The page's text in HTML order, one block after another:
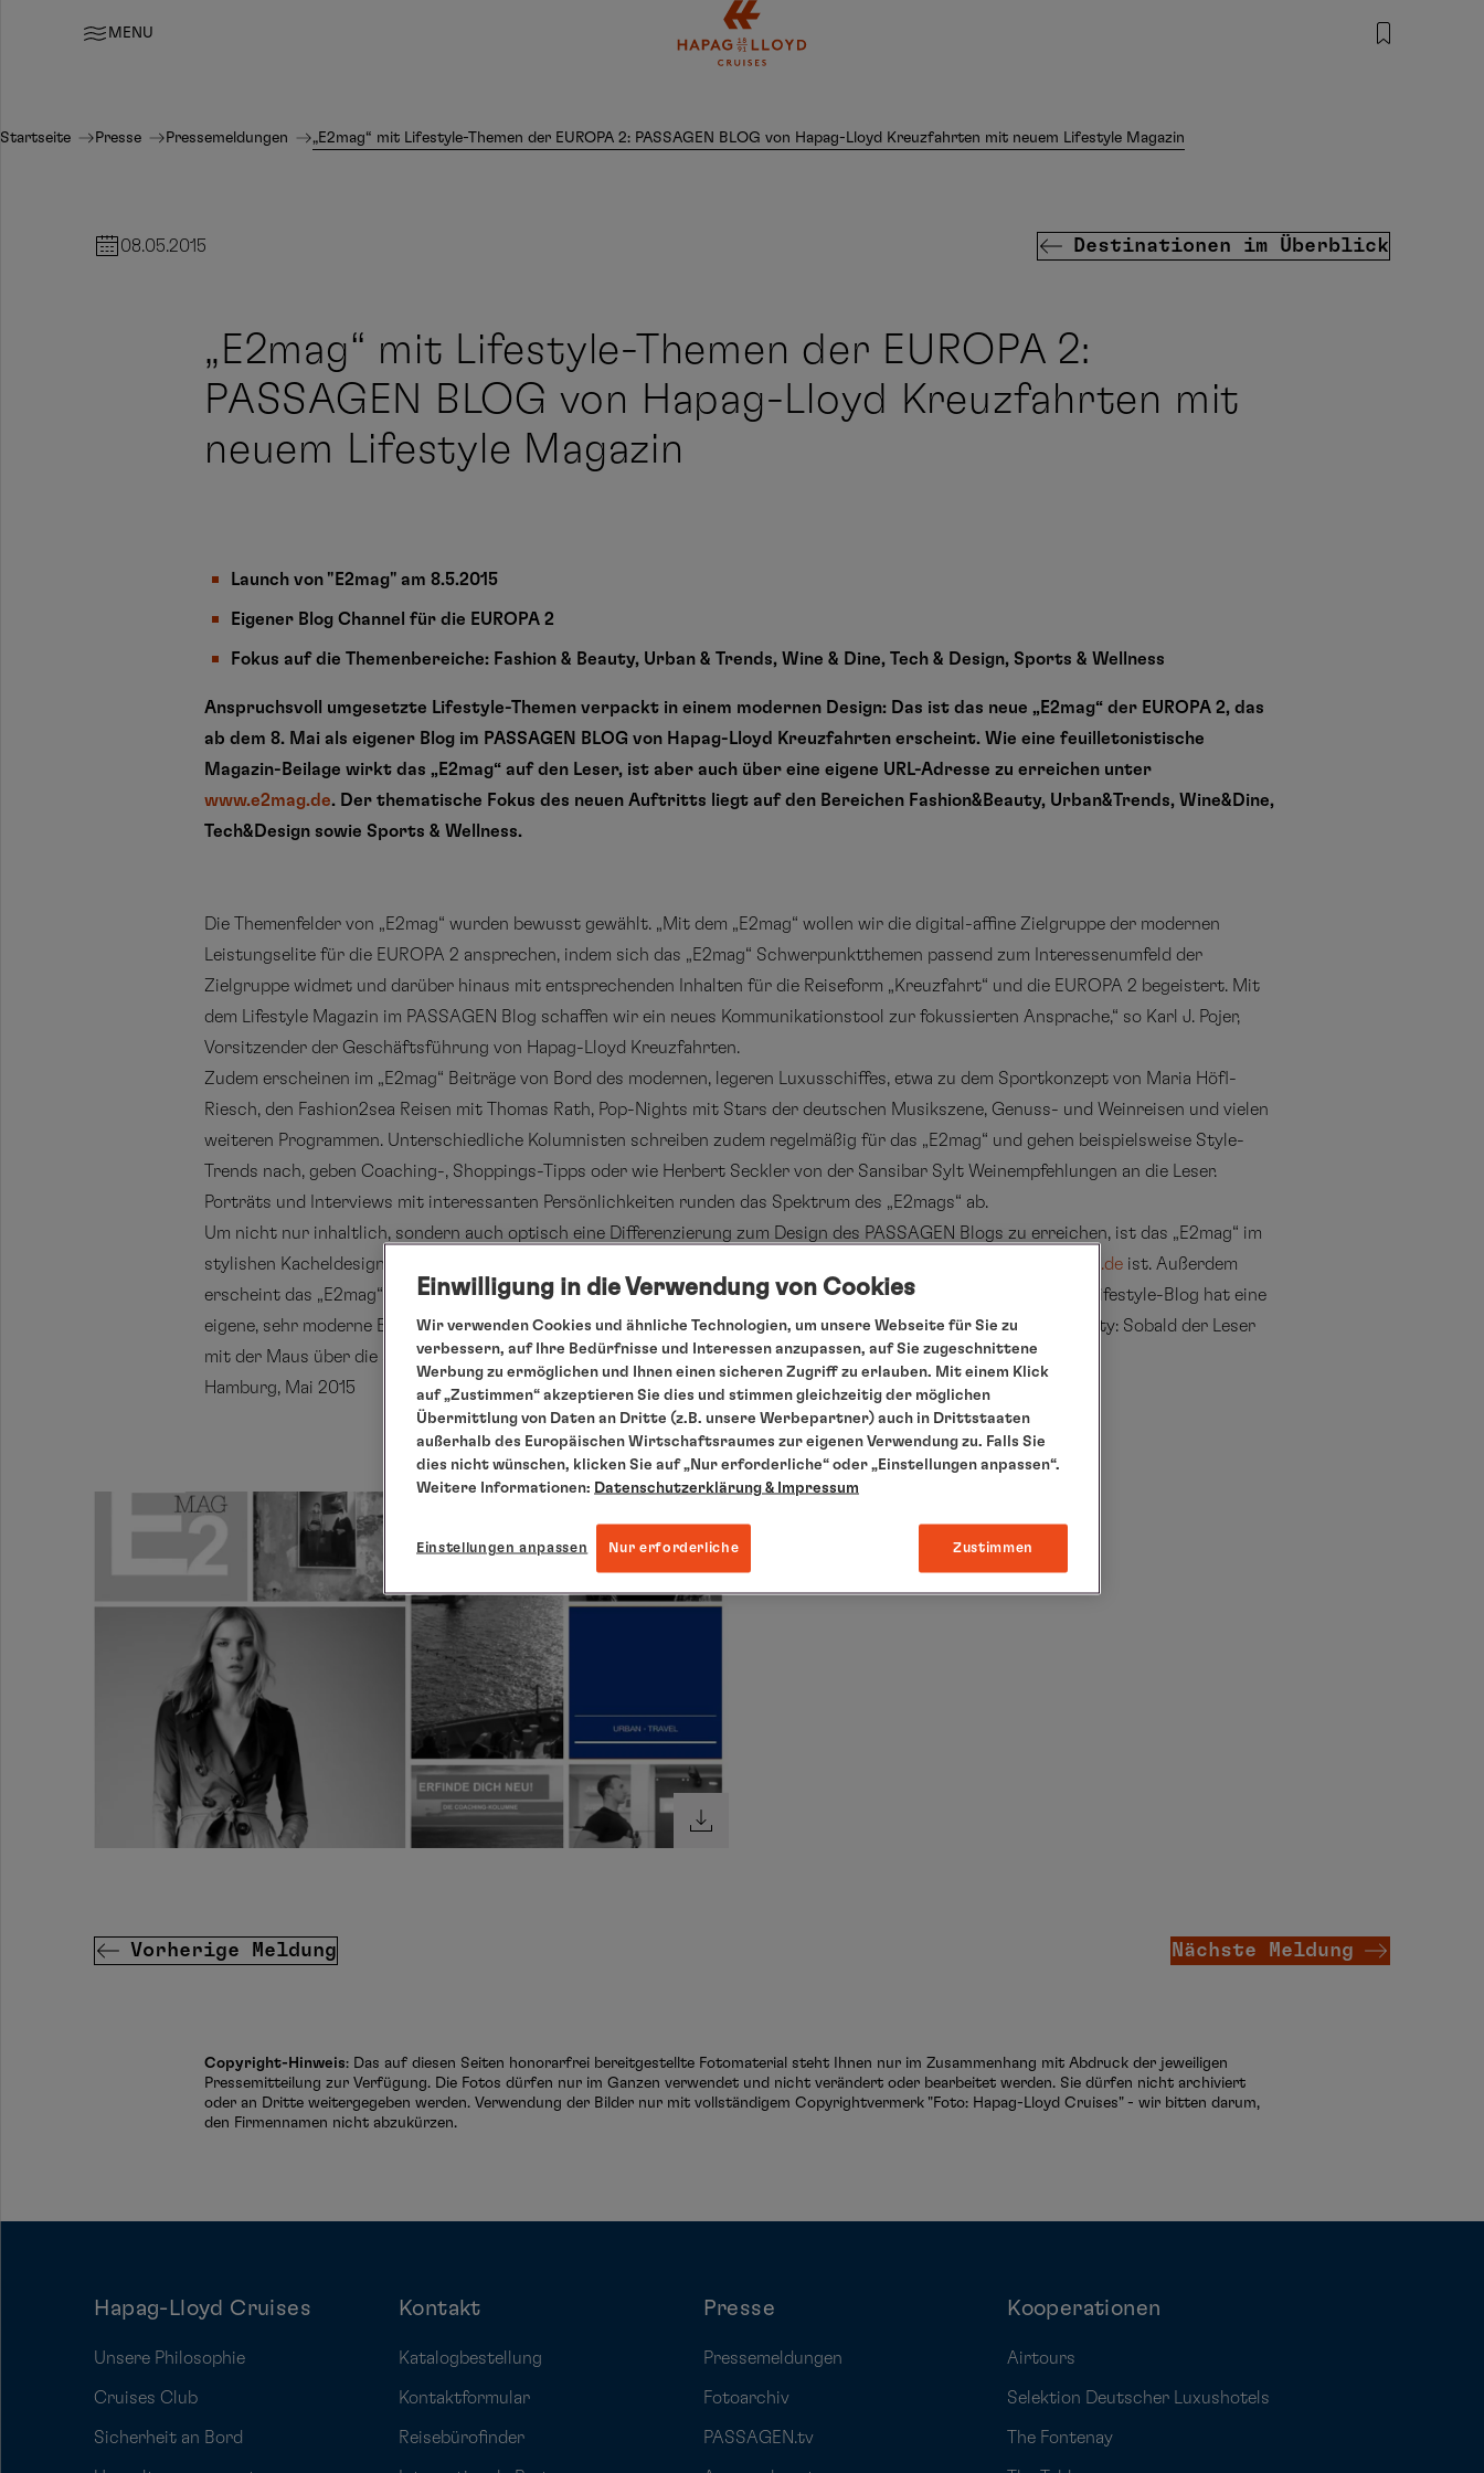
Springe zum Hauptinhalt
MENU
Startseite Presse Pressemeldungen „E2mag“ mit Lifestyle-Themen der EUROPA 2: PASSAGEN BLOG von Hapag-Lloyd Kreuzfahrten mit neuem Lifestyle Magazin
08.05.2015 Destinationen im Überblick
„E2mag“ mit Lifestyle-Themen der EUROPA 2:
PASSAGEN BLOG von Hapag-Lloyd Kreuzfahrten mit
neuem Lifestyle Magazin
Launch von "E2mag" am 8.5.2015
Eigener Blog Channel für die EUROPA 2
Fokus auf die Themenbereiche: Fashion & Beauty, Urban & Trends, Wine & Dine, Tech & Design, Sports & Wellness
Anspruchsvoll umgesetzte Lifestyle-Themen verpackt in einem modernen Design: Das ist das neue „E2mag“ der EUROPA 2, das
ab dem 8. Mai als eigener Blog im PASSAGEN BLOG von Hapag-Lloyd Kreuzfahrten erscheint. Wie eine feuilletonistische
Magazin-Beilage wirkt das „E2mag“ auf den Leser, ist aber auch über eine eigene URL-Adresse zu erreichen unter
www.e2mag.de. Der thematische Fokus des neuen Auftritts liegt auf den Bereichen Fashion&Beauty, Urban&Trends, Wine&Dine,
Tech&Design sowie Sports & Wellness.
Die Themenfelder von „E2mag“ wurden bewusst gewählt. „Mit dem „E2mag“ wollen wir die digital-affine Zielgruppe der modernen
Leistungselite für die EUROPA 2 ansprechen, indem sich das „E2mag“ Schwerpunktthemen passend zum Interessenumfeld der
Zielgruppe widmet und darüber hinaus mit entsprechenden Inhalten für die Reiseform „Kreuzfahrt“ und die EUROPA 2 begeistert. Mit
dem Lifestyle Magazin im PASSAGEN Blog schaffen wir ein neues Kommunikationstool zur fokussierten Ansprache,“ so Karl J. Pojer,
Vorsitzender der Geschäftsführung von Hapag-Lloyd Kreuzfahrten.
Zudem erscheinen im „E2mag“ Beiträge von Bord des modernen, legeren Luxusschiffes, etwa zu dem Sportkonzept von Maria Höfl-
Riesch, den Fashion2sea Reisen mit Thomas Rath, Pop-Nights mit Stars der deutschen Musikszene, Genuss- und Weinreisen und vielen
weiteren Programmen. Unterschiedliche Kolumnisten schreiben zudem regelmäßig für das „E2mag“ und gehen beispielsweise Style-
Trends nach, geben Coaching-, Shoppings-Tipps oder wie Herbert Seckler von der Sansibar Sylt Weinempfehlungen an die Leser.
Porträts und Interviews mit interessanten Persönlichkeiten runden das Spektrum des „E2mags“ ab.
Um nicht nur inhaltlich, sondern auch optisch eine Differenzierung zum Design des PASSAGEN Blogs zu erreichen, ist das „E2mag“ im
stylishen Kacheldesign gehalten, das auch Grundlage der aktuell neu gestalteten Homepage
www.hl-kreuzfahrten.de ist. Außerdem
erscheint das „E2mag“ im modernen Appeal der Farben Schwarz-Weiß-Blau, die auch die EUROPA 2 prägen. Der Lifestyle-Blog hat eine
eigene, sehr moderne Bilderwelt und wirkt durch aufmerksamkeitsstarke Motive. Ein smarter Effekt in der Usability: Sobald der Leser
mit der Maus über die schwarz-weißen oder blauen Kacheln „hovert“, werden die aktivierten Themenfelder farbig.
Hamburg, Mai 2015
Vorherige Meldung Nächste Meldung
Copyright-Hinweis: Das auf diesen Seiten honorarfrei bereitgestellte Fotomaterial steht Ihnen nur im Zusammenhang mit Abdruck der jeweiligen
Pressemitteilung zur Verfügung. Die Fotos dürfen nur im Ganzen verwendet und nicht verändert oder bearbeitet werden. Sie dürfen nicht archiviert
oder an Dritte weitergegeben werden. Verwendung der Bilder nur mit vollständigem Copyrightvermerk "Foto: Hapag-Lloyd Cruises" - wir bitten darum,
den Firmennamen nicht abzukürzen.
Hapag-Lloyd Cruises
Unsere Philosophie
Cruises Club
Sicherheit an Bord
Kontakt
Katalogbestellung
Kontaktformular
Reisebürofinder
Presse
Pressemeldungen
Fotoarchiv
PASSAGEN.tv
Kooperationen
Airtours
Selektion Deutscher Luxushotels
The Fontenay
Einwilligung in die Verwendung von Cookies
Wir verwenden Cookies und ähnliche Technologien, um unsere Webseite für Sie zu
verbessern, auf Ihre Bedürfnisse und Interessen anzupassen, auf Sie zugeschnittene
Werbung zu ermöglichen und Ihnen einen sicheren Zugriff zu erlauben. Mit einem Klick
auf „Zustimmen“ akzeptieren Sie dies und stimmen gleichzeitig der möglichen
Übermittlung von Daten an Dritte (z.B. unsere Werbepartner) auch in Drittstaaten
außerhalb des Europäischen Wirtschaftsraumes zur eigenen Verwendung zu. Falls Sie
dies nicht wünschen, klicken Sie auf „Nur erforderliche“ oder „Einstellungen anpassen“.
Weitere Informationen: Datenschutzerklärung & Impressum
Einstellungen anpassen Nur erforderliche Zustimmen